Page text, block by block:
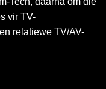
vir TV-
relatiewe TV/AV-